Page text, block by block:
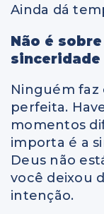
Ainda dá
Não é
sinceridade
Ninguém faz
perfeita.
momentos
importa é a
Deus não
você deixou
intenção.